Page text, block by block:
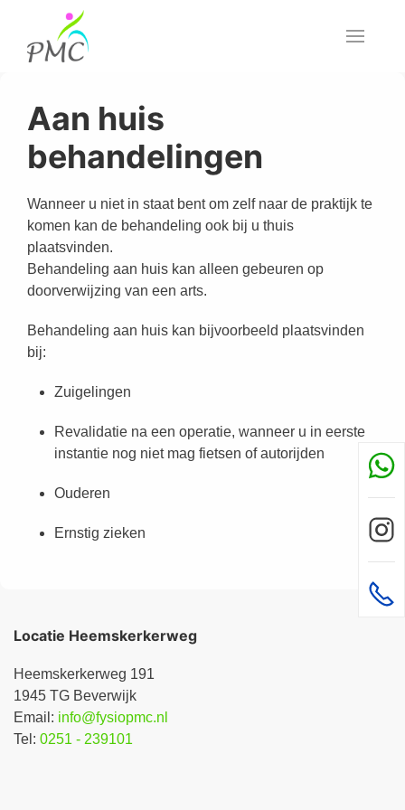
Aan huis
behandelingen
Wanneer u niet in staat bent om zelf naar de praktijk te
komen kan de behandeling ook bij u thuis
plaatsvinden.
Behandeling aan huis kan alleen gebeuren op
doorverwijzing van een arts.
Behandeling aan huis kan bijvoorbeeld plaatsvinden
bij:
Zuigelingen
Revalidatie na een operatie, wanneer u in eerste
instantie nog niet mag fietsen of autorijden
Ouderen
Ernstig zieken
Locatie Heemskerkerweg
Heemskerkerweg 191
1945 TG Beverwijk
Email: info@fysiopmc.nl
Tel: 0251 - 239101